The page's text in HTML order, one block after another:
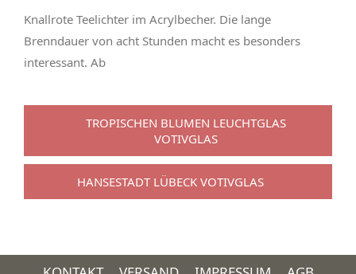
Knallrote Teelichter im Acrylbecher. Die lange
Brenndauer von acht Stunden macht es besonders
interessant. Ab
TROPISCHEN BLUMEN LEUCHTGLAS
VOTIVGLAS
HANSESTADT LÜBECK VOTIVGLAS